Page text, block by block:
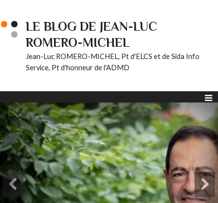
LE BLOG DE JEAN-LUC
ROMERO-MICHEL
Jean-Luc ROMERO-MICHEL, Pt d'ELCS et de Sida Info
Service, Pt d'honneur de l'ADMD